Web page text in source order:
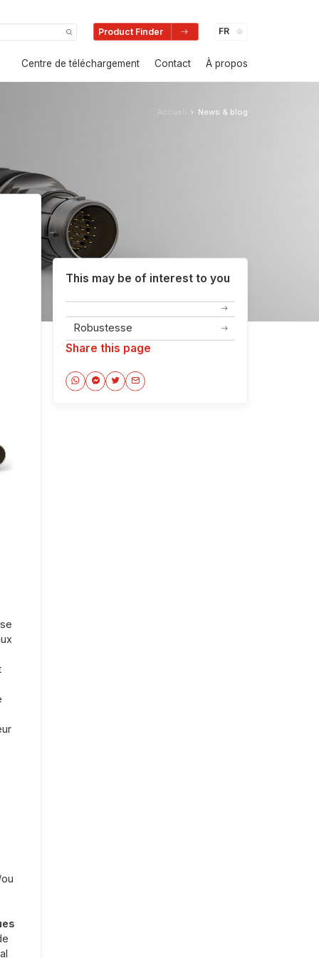
Product Finder
Centre de téléchargement Contact À propos
Accueil › News & blog
se
This may be of interest to you
Robustesse
Share this page